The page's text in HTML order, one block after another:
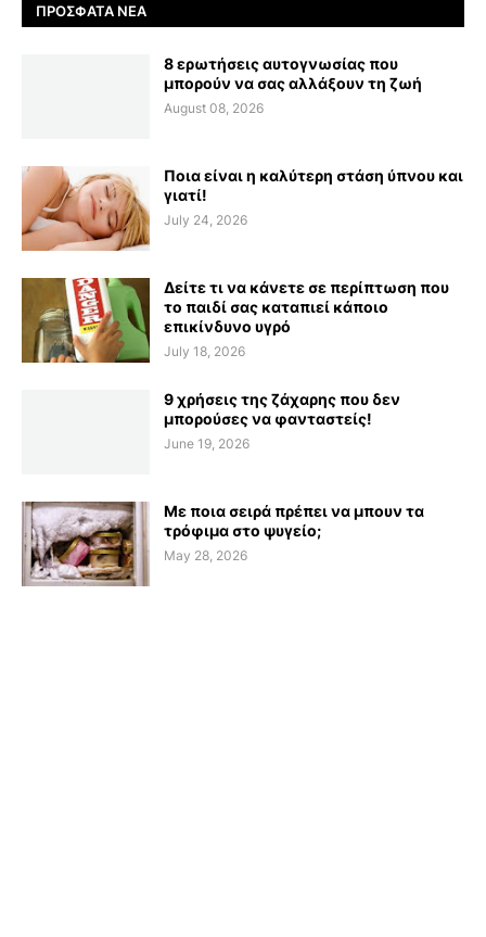
ΠΡΌΣΦΑΤΑ ΝΈΑ
8 ερωτήσεις αυτογνωσίας που
μπορούν να σας αλλάξουν τη ζωή
August 08, 2026
Ποια είναι η καλύτερη στάση ύπνου και
γιατί!
July 24, 2026
Δείτε τι να κάνετε σε περίπτωση που
το παιδί σας καταπιεί κάποιο
επικίνδυνο υγρό
July 18, 2026
9 χρήσεις της ζάχαρης που δεν
μπορούσες να φανταστείς!
June 19, 2026
Με ποια σειρά πρέπει να μπουν τα
τρόφιμα στο ψυγείο;
May 28, 2026